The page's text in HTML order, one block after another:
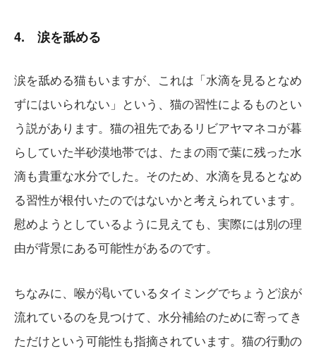
4. 涙を舐める
涙を舐める猫もいますが、これは「水滴を見るとなめ
ずにはいられない」という、猫の習性によるものとい
う説があります。猫の祖先であるリビアヤマネコが暮
らしていた半砂漠地帯では、たまの雨で葉に残った水
滴も貴重な水分でした。そのため、水滴を見るとなめ
る習性が根付いたのではないかと考えられています。
慰めようとしているように見えても、実際には別の理
由が背景にある可能性があるのです。
ちなみに、喉が渇いているタイミングでちょうど涙が
流れているのを見つけて、水分補給のために寄ってき
ただけという可能性も指摘されています。猫の行動の